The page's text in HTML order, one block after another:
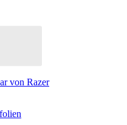
von Razer